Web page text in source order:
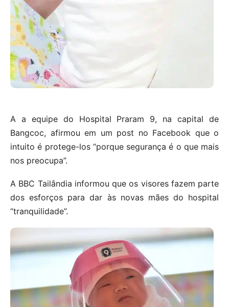
A a equipe do Hospital Praram 9, na capital de
Bangcoc, afirmou em um post no Facebook que o
intuito é protege-los “porque segurança é o que mais
nos preocupa”.
A BBC Tailândia informou que os visores fazem parte
dos esforços para dar às novas mães do hospital
“tranquilidade”.